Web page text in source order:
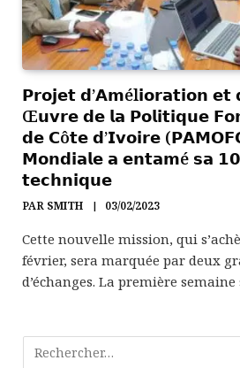
𝗣𝗿𝗼𝗷𝗲𝘁 𝗱’𝗔𝗺él𝗶𝗼𝗿𝗮𝘁𝗶𝗼𝗻
Œ𝘂𝘃𝗿𝗲 𝗱𝗲 𝗹𝗮 𝗣𝗼𝗹𝗶𝘁𝗶𝗾𝘂𝗲
𝗱𝗲 𝗖ô𝘁𝗲 𝗱’𝗜𝘃𝗼𝗶𝗿𝗲
𝗠𝗼𝗻𝗱𝗶𝗮𝗹𝗲 𝗮 𝗲𝗻𝘁𝗮𝗺é 𝘀𝗮
𝘁𝗲𝗰𝗵𝗻𝗶𝗾𝘂𝗲
PAR SMITH 03/02/2023
Cette nouvelle mission, qui
février, sera marquée par deux
d’échanges. La première